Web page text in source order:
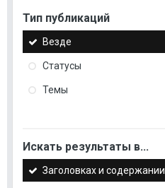
Тип публикаций
Везде
Статусы
Темы
Искать результаты в...
Заголовках и содержании